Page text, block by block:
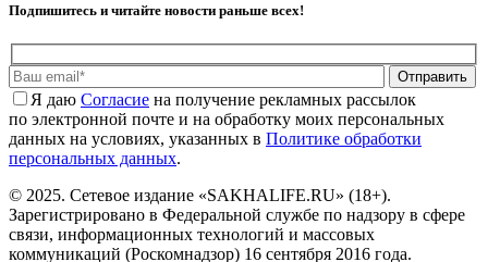
Подпишитесь и читайте новости раньше всех!
Отправить
Я даю Cогласие на получение рекламных рассылок
по электронной почте и на обработку моих персональных
данных на условиях, указанных в Политике обработки
персональных данных.
© 2025. Сетевое издание «SAKHALIFE.RU» (18+).
Зарегистрировано в Федеральной службе по надзору в сфере
связи, информационных технологий и массовых
коммуникаций (Роскомнадзор) 16 сентября 2016 года.